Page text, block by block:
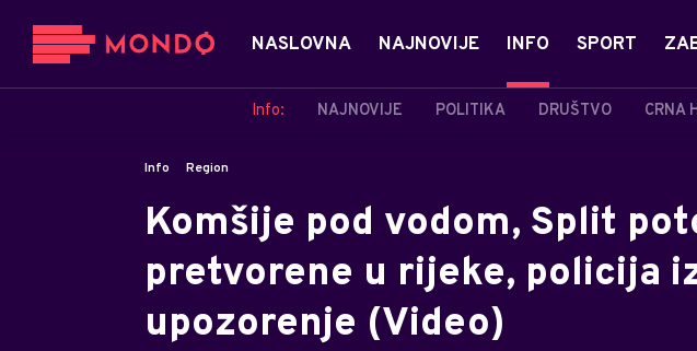
NASLOVNA NAJNOVIJE INFO
Info: NAJNOVIJE POLITIKA DRUŠTVO CRNA
SPORT
Info Region
Komšije pod vodom, Split
pretvorene u rijeke, policija
upozorenje (Video)